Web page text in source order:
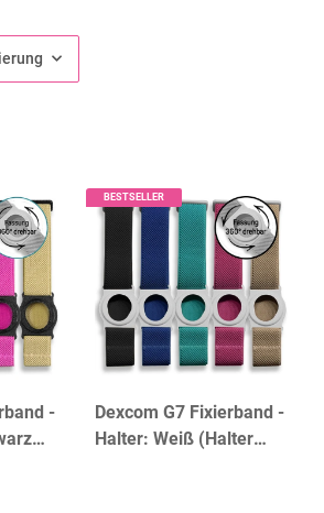
-
BESTSELLER
Dexcom G7 Fixierband -
Halter: Weiß (Halter